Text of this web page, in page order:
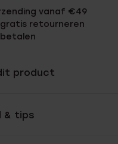
vanaf €49
gratis retourneren
product
& tips